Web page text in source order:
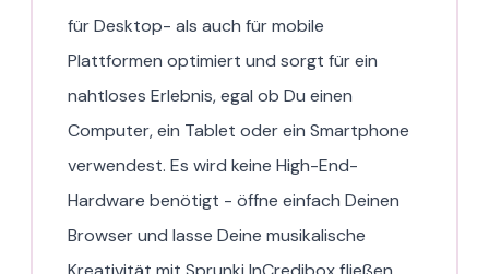
für Desktop- als auch für mobile
Plattformen optimiert und sorgt für ein
nahtloses Erlebnis, egal ob Du einen
Computer, ein Tablet oder ein Smartphone
verwendest. Es wird keine High-End-
Hardware benötigt - öffne einfach Deinen
Browser und lasse Deine musikalische